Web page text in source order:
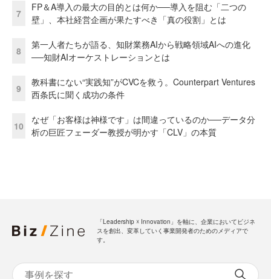
7
FP＆A導入の最大の目的とは何か──導入を阻む「二つの
壁」、本社経営企画が果たすべき「真の役割」とは
8
第一人者たちが語る、知財業務AIから戦略領域AIへの進化
──知財AIオーケストレーションとは
9
教科書にない“実践知”がCVCを救う。Counterpart Ventures
西条氏に聞く成功の条件
10
なぜ「お客様は神様です」は間違っているのか──データ分
析の巨匠フェーダー教授が明かす「CLV」の本質
「Leadership ☓ Innovation」を軸に、企業においてビジネ
スを創出、変革していく事業開発者のためのメディアで
す。